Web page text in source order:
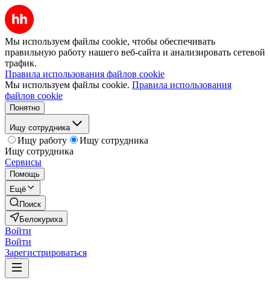
Мы используем файлы cookie, чтобы обеспечивать
правильную работу нашего веб-сайта и анализировать сетевой
трафик.
Правила использования файлов cookie
Мы используем файлы cookie. Правила использования
файлов cookie
Понятно
Ищу сотрудника
Ищу работу
Ищу сотрудника
Ищу сотрудника
Сервисы
Помощь
Ещё
Поиск
Белокуриха
Войти
Войти
Зарегистрироваться